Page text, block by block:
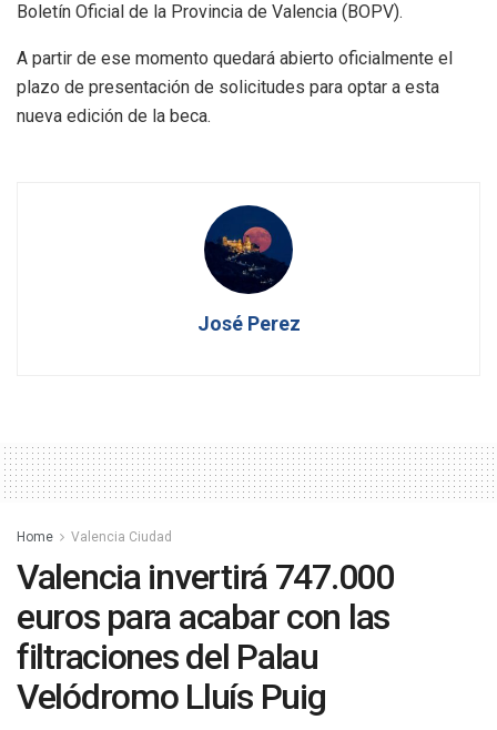
Boletín Oficial de la Provincia de Valencia (BOPV).
A partir de ese momento quedará abierto oficialmente el
plazo de presentación de solicitudes para optar a esta
nueva edición de la beca.
José Perez
Home Valencia Ciudad
Valencia invertirá 747.000
euros para acabar con las
filtraciones del Palau
Velódromo Lluís Puig